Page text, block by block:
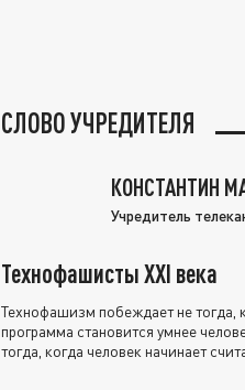
СЛОВО УЧРЕДИТЕЛЯ
КОНСТАНТИН
Учредитель
Технофашисты XXI века
Технофашизм побеждает не тогда,
программа становится умнее
тогда, когда человек начинает